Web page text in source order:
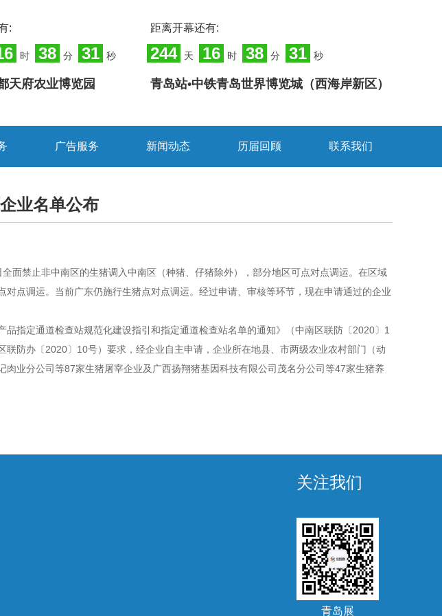
距离开幕还有:
244 天 16 时 38 分 31 秒
青岛站•中铁青岛世界博览城（西海岸新区）
:
时 38 分 31 秒
天府农业博览园
广告服务 新闻动态 历届回顾 联系我们
业名单公布
面禁止非中南区的生猪调入中南区（种猪、仔猪除外），部分地区可点对点调运。在区域
点调运。当前广东仍施行生猪点对点调运。经过申请、审核等环节，现在申请通过的企业
定通道检查站规范化建设指引和指定通道检查站名单的通知》（中南区联防〔2020〕1
防办〔2020〕10号）要求，经企业自主申请，企业所在地县、市两级农业农村部门（动
业分公司等87家生猪屠宰企业及广西扬翔猪基因科技有限公司茂名分公司等47家生猪养
关注我们
青岛展